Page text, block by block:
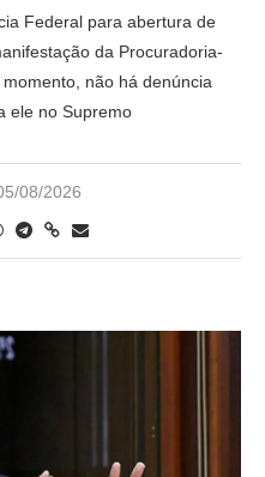
Federal para abertura de
da Procuradoria-
não há denúncia
ele no Supremo
08/2026